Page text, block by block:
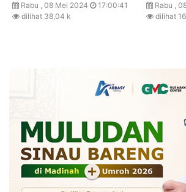
Rabu , 08 Mei 2024
17:00:41
dilihat 38,04 k
Rabu ,
dilihat